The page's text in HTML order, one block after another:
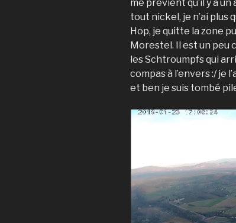
me prévient qu’il y a
tout nickel, je n’ai plus
Hop, je quitte la zone
Morestel. Il est un peu
les Schtroumpfs qui
compas à l’envers :/ je
et ben je suis tombé
V
o
P